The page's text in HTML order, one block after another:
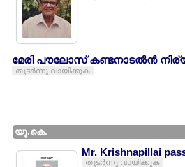
മേരി പൗലോസ് കണ്ടനാടല്‍ന്‍
തുടര്‍ന്നു വായിക്കുക
യൂ.കെ.
Mr. Krishnapillai
തുടര്‍ന്നു വായിക്കുക